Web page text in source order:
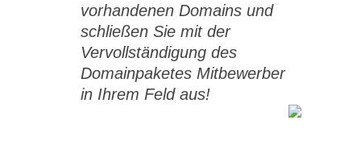
vorhandenen Domains und
schließen Sie mit der
Vervollständigung des
Domainpaketes Mitbewerber
in Ihrem Feld aus!